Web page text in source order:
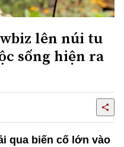
lên núi tu
sống hiện ra
qua biến cố lớn vào